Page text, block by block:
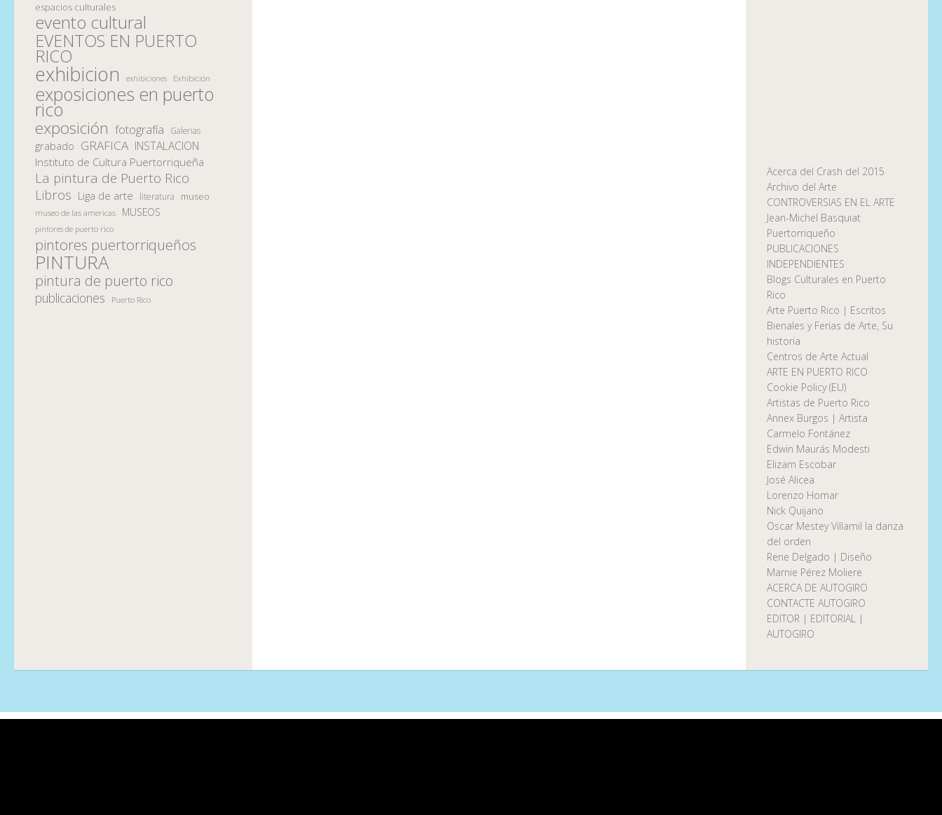
espacios culturales
evento cultural
EVENTOS EN PUERTO
RICO
exhibicion exhibiciones Exhibición
exposiciones en puerto
rico
exposición fotografía Galerias
grabado GRAFICA INSTALACION
Instituto de Cultura Puertorriqueña
La pintura de Puerto Rico
Libros Liga de arte literatura museo
museo de las americas MUSEOS
pintores de puerto rico
pintores puertorriqueños
PINTURA
pintura de puerto rico
publicaciones Puerto Rico
Acerca del Crash del 2015
Archivo del Arte
CONTROVERSIAS EN EL ARTE
Jean-Michel Basquiat
Puertorriqueño
PUBLICACIONES
INDEPENDIENTES
Blogs Culturales en Puerto
Rico
Arte Puerto Rico | Escritos
Bienales y Ferias de Arte, Su
historia
Centros de Arte Actual
ARTE EN PUERTO RICO
Cookie Policy (EU)
Artistas de Puerto Rico
Annex Burgos | Artista
Carmelo Fontánez
Edwin Maurás Modesti
Elizam Escobar
José Alicea
Lorenzo Homar
Nick Quijano
Oscar Mestey Villamil la danza
del orden
Rene Delgado | Diseño
Marnie Pérez Moliere
ACERCA DE AUTOGIRO
CONTACTE AUTOGIRO
EDITOR | EDITORIAL |
AUTOGIRO